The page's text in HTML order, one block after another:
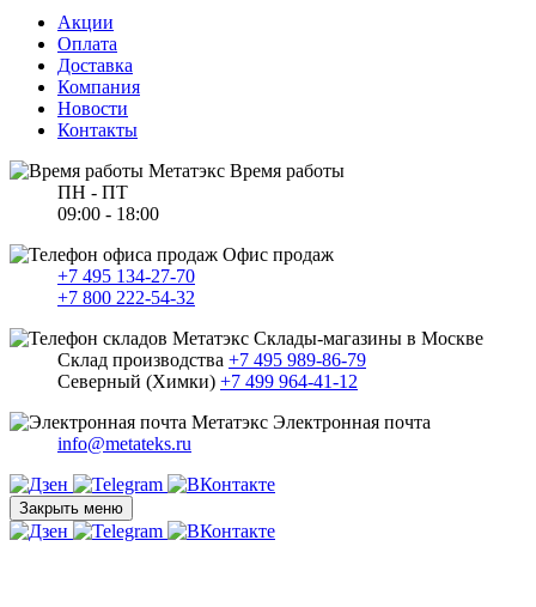
Акции
Оплата
Доставка
Компания
Новости
Контакты
Время работы
ПН - ПТ
09:00 - 18:00
Офис продаж
+7 495 134-27-70
+7 800 222-54-32
Склады-магазины в Москве
Склад производства +7 495 989-86-79
Северный (Химки) +7 499 964-41-12
Электронная почта
info@metateks.ru
Закрыть меню